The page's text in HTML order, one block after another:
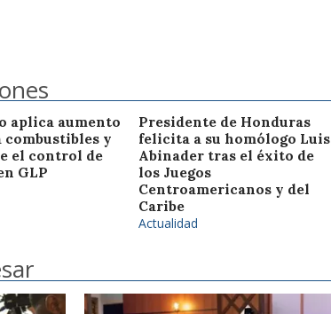
aplica aumento
combustibles y
el control de
GLP
Presidente de Honduras
felicita a su homólogo Luis
Abinader tras el éxito de
los Juegos
Centroamericanos y del
Caribe
Actualidad